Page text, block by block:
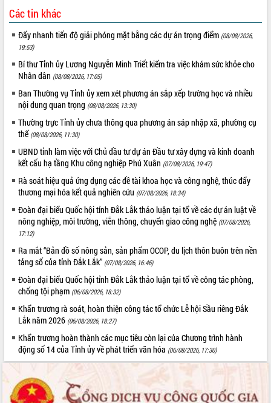
HĐND tỉnh thông qua điều chỉnh Quy
hoạch tỉnh thời kỳ 2021-2030
Hội thảo góp ý hồ sơ điều chỉnh quy
hoạch tỉnh Đắk Lắk thời kỳ 2021-2030,
tầm nhìn đến năm 2050
Nâng cao hiệu quả hoạt động của các
doanh nghiệp nhà nước
truyền số liệu chuyên dùng phục vụ cơ
quan Đảng, Nhà nước
Lễ phát động chuỗi hoạt động chung
tay làm sạch môi trường
Xã Ea Kar bước chuyển mình trong
công tác cải cách hành chính mô hình
mới
UBND tỉnh họp báo định kỳ tháng 4
năm 2026
Hội thảo khoa học “Giải pháp thúc đẩy
phát triển nền kinh tế xanh tại tỉnh
Tăng cường giám sát, đôn đốc thực
hiện nhiệm vụ quản lý tài sản công
hàng tuần
Tháo gỡ những vướng mắc, đẩy mạnh
công tác cải cách thủ tục hành chính
tại Trung tâm Phục vụ hành chính
công tỉnh
Đắk Lắk: Tôn vinh 46 giải pháp tại Hội
thi Sáng tạo Kỹ thuật 2024 - 2025
Các tin khác
Đẩy nhanh tiến độ giải phóng mặt bằng các dự án trọng điểm (08/08/2026,
19:53)
Bí thư Tỉnh ủy Lương Nguyễn Minh Triết kiểm tra việc khám sức khỏe cho
Nhân dân (08/08/2026, 17:05)
Ban Thường vụ Tỉnh ủy xem xét phương án sắp xếp trường học và nhiều
nội dung quan trọng (08/08/2026, 13:30)
Thường trực Tỉnh ủy chưa thông qua phương án sáp nhập xã, phường cụ
thể (08/08/2026, 11:30)
UBND tỉnh làm việc với Chủ đầu tư dự án Đầu tư xây dựng và kinh doanh
kết cấu hạ tầng Khu công nghiệp Phú Xuân (07/08/2026, 19:47)
Rà soát hiệu quả ứng dụng các đề tài khoa học và công nghệ, thúc đẩy
thương mại hóa kết quả nghiên cứu (07/08/2026, 18:34)
Đoàn đại biểu Quốc hội tỉnh Đắk Lắk thảo luận tại tổ về các dự án luật về
nông nghiệp, môi trường, viễn thông, chuyển giao công nghệ (07/08/2026,
17:12)
Ra mắt “Bản đồ số nông sản, sản phẩm OCOP, du lịch thôn buôn trên nền
tảng số của tỉnh Đắk Lắk” (07/08/2026, 16:46)
Đoàn đại biểu Quốc hội tỉnh Đắk Lắk thảo luận tại tổ về công tác phòng,
chống tội phạm (06/08/2026, 18:32)
Khẩn trương rà soát, hoàn thiện công tác tổ chức Lễ hội Sầu riêng Đắk
Lắk năm 2026 (06/08/2026, 18:27)
Khẩn trương hoàn thành các mục tiêu còn lại của Chương trình hành
động số 14 của Tỉnh ủy về phát triển văn hóa (06/08/2026, 17:30)